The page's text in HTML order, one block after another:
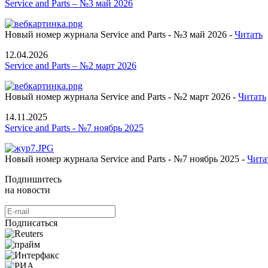
Service and Parts – №3 май 2026
Новый номер журнала Service and Parts - №3 май 2026 - Читать
12.04.2026
Service and Parts – №2 март 2026
Новый номер журнала Service and Parts - №2 март 2026 - Читать
14.11.2025
Service and Parts - №7 ноябрь 2025
Новый номер журнала Service and Parts - №7 ноябрь 2025 -
Подпишитесь
на новости
Подписаться